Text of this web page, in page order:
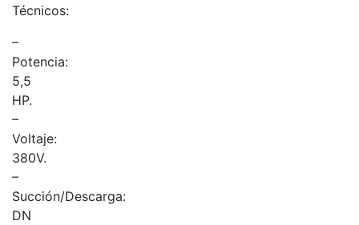
Técnicos:
–
Potencia:
5,5
HP.
–
Voltaje:
380V.
–
Succión/Descarga:
DN